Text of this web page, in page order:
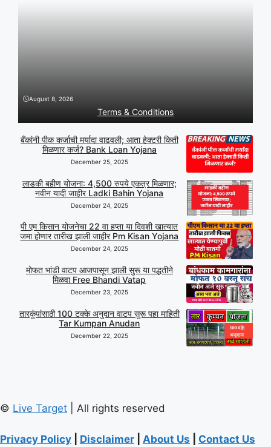
August 8, 2026
Terms & Conditions
बँकांनी पीक कर्जाची मर्यादा वाढवली; आता हेक्टरी किती
मिळणार कर्ज? Bank Loan Yojana
December 25, 2025
लाडकी बहीण योजना: 4,500 रुपये एकत्र मिळणार;
नवीन यादी जाहीर Ladki Bahin Yojana
December 24, 2025
पी एम किसान योजनेचा 22 वा हप्ता या दिवशी खात्यात
जमा होणार तारीख झाली जाहीर Pm Kisan Yojana
December 24, 2025
मोफत भांडी वाटप आजपासून झाली सुरू या पद्धतीने
मिळवा Free Bhandi Vatap
December 23, 2025
तारकुंपांसाठी 100 टक्के अनुदान वाटप सुरू पहा माहिती
Tar Kumpan Anudan
December 22, 2025
© Live Target | All rights reserved
Privacy Policy Disclaimer About Us Contact Us